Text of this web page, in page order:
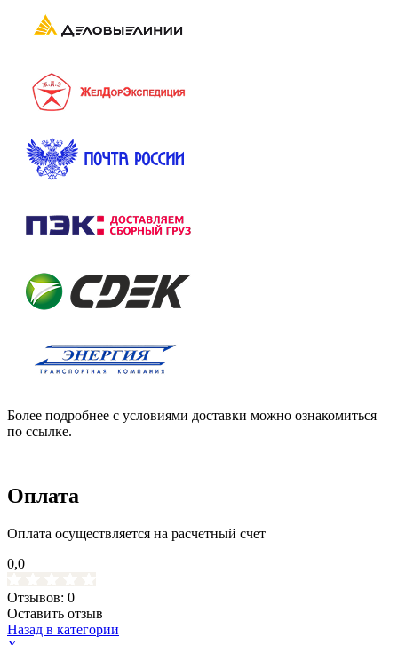
Более подробнее с условиями доставки можно ознакомиться
по ссылке.
Оплата
Оплата осуществляется на расчетный счет
0,0
Отзывов: 0
Оставить отзыв
Назад в категории